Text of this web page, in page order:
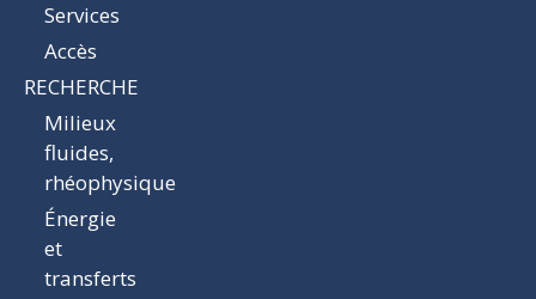
Services
Accès
RECHERCHE
Milieux
fluides,
rhéophysique
Énergie
et
transferts